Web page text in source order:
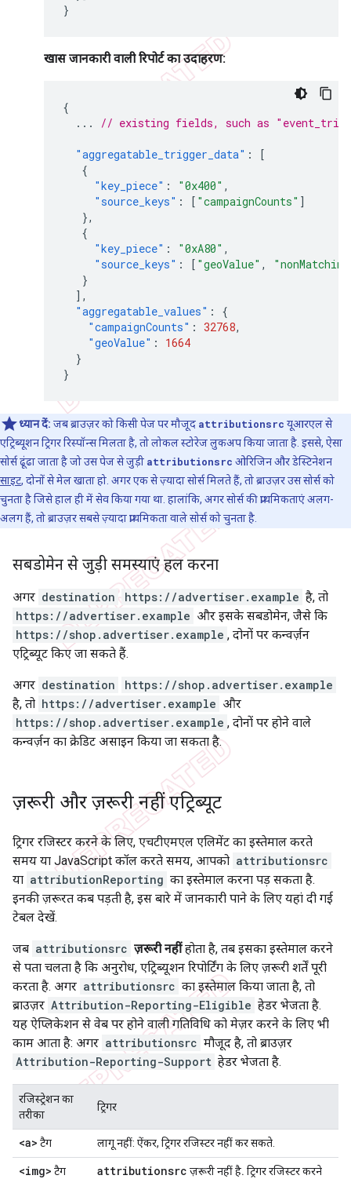
}
खास जानकारी वाली रिपोर्ट का उदाहरण:
{
...
// existing fields, such as
"aggregatable_trigger_data" :
[
{
"key_piece" : "0x400" ,
"source_keys" : [ "campaignCounts" ]
},
{
"key_piece" : "0xA80" ,
"source_keys" : [ "geoValue" ,
}
],
"aggregatable_values" :
{
"campaignCounts" : 32768,
"geoValue" :
1664
}
}
ध्यान दें: जब ब्राउज़र को किसी पेज पर मौजूद attributionsrc यूआरएल से
एट्रिब्यूशन ट्रिगर रिस्पॉन्स मिलता है, तो लोकल स्टोरेज लुकअप किया जाता है. इससे, ऐसा
सोर्स ढूंढा जाता है जो उस पेज से जुड़ी attributionsrc ओरिजिन और डेस्टिनेशन
साइट, दोनों से मेल खाता हो. अगर एक से ज़्यादा सोर्स मिलते हैं, तो ब्राउज़र उस सोर्स को
चुनता है जिसे हाल ही में सेव किया गया था. हालांकि, अगर सोर्स की प्राथमिकताएं अलग-
अलग हैं, तो ब्राउज़र सबसे ज़्यादा प्राथमिकता वाले सोर्स को चुनता है.
सबडोमेन से जुड़ी समस्याएं हल करना
अगर destination https://advertiser.example है, तो
https://advertiser.example और इसके सबडोमेन, जैसे कि
https://shop.advertiser.example , दोनों पर कन्वर्ज़न
एट्रिब्यूट किए जा सकते हैं.
अगर destination
https://shop.advertiser.example
है, तो https://advertiser.example और
https://shop.advertiser.example , दोनों पर होने वाले
कन्वर्ज़न का क्रेडिट असाइन किया जा सकता है.
ज़रूरी और ज़रूरी नहीं एट्रिब्यूट
ट्रिगर रजिस्टर करने के लिए, एचटीएमएल एलिमेंट का इस्तेमाल करते
समय या JavaScript कॉल करते समय, आपको attributionsrc
या attributionReporting का इस्तेमाल करना पड़ सकता है.
इनकी ज़रूरत कब पड़ती है, इस बारे में जानकारी पाने के लिए यहां दी गई
टेबल देखें.
जब attributionsrc ज़रूरी नहींहोता है, तब इसका इस्तेमाल करने
से पता चलता है कि अनुरोध, एट्रिब्यूशन रिपोर्टिंग के लिए ज़रूरी शर्तें पूरी
करता है. अगर attributionsrc का इस्तेमाल किया जाता है, तो
ब्राउज़र Attribution-Reporting-Eligible हेडर भेजता है.
यह ऐप्लिकेशन से वेब पर होने वाली गतिविधि को मेज़र करने के लिए भी
काम आता है: अगर attributionsrc मौजूद है, तो ब्राउज़र
Attribution-Reporting-Support हेडर भेजता है.
रजिस्ट्रेशन का
तरीका
ट्रिगर
<a> टैग लागू नहीं: ऐंकर, ट्रिगर रजिस्टर नहीं कर सकते.
<img> टैग attributionsrc ज़रूरी नहीं है. ट्रिगर रजिस्टर करने